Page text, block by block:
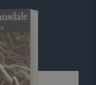
retour, cherchant à
mort dont elle ignore
mais aussi la
par la guerre, ce
et raviver les vestiges